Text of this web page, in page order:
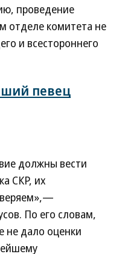
проведение
отделе комитета не
и всестороннего
певец
должны вести
СКР, их
По его словам,
не дало оценки